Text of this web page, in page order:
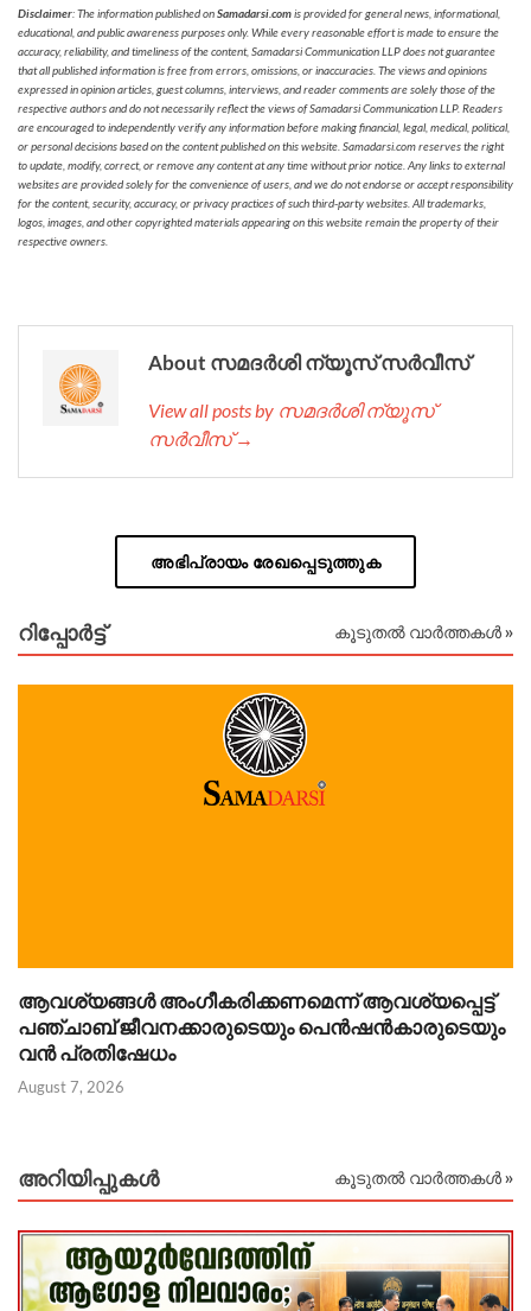
Disclaimer: The information published onSamadarsi.comis provided for general news, informational,
educational, and public awareness purposes only. While every reasonable effort is made to ensure the
accuracy, reliability, and timeliness of the content, Samadarsi Communication LLP does not guarantee
that all published information is free from errors, omissions, or inaccuracies. The views and opinions
expressed in opinion articles, guest columns, interviews, and reader comments are solely those of the
respective authors and do not necessarily reflect the views of Samadarsi Communication LLP. Readers
are encouraged to independently verify any information before making financial, legal, medical, political,
or personal decisions based on the content published on this website. Samadarsi.com reserves the right
to update, modify, correct, or remove any content at any time without prior notice. Any links to external
websites are provided solely for the convenience of users, and we do not endorse or accept responsibility
for the content, security, accuracy, or privacy practices of such third-party websites. All trademarks,
logos, images, and other copyrighted materials appearing on this website remain the property of their
respective owners.
About സമദർശി ന്യൂസ് സർവീസ്
View all posts by സമദർശി ന്യൂസ്
സർവീസ് →
അഭിപ്രായം രേഖപ്പെടുത്തുക
റിപ്പോര്‍ട്ട് കൂടുതൽ വാർത്തകൾ »
ആവശ്യങ്ങൾ അംഗീകരിക്കണമെന്ന് ആവശ്യപ്പെട്ട്
പഞ്ചാബ് ജീവനക്കാരുടെയും പെൻഷൻകാരുടെയും
വൻ പ്രതിഷേധം
August 7, 2026
അറിയിപ്പുകള്‍ കൂടുതൽ വാർത്തകൾ »